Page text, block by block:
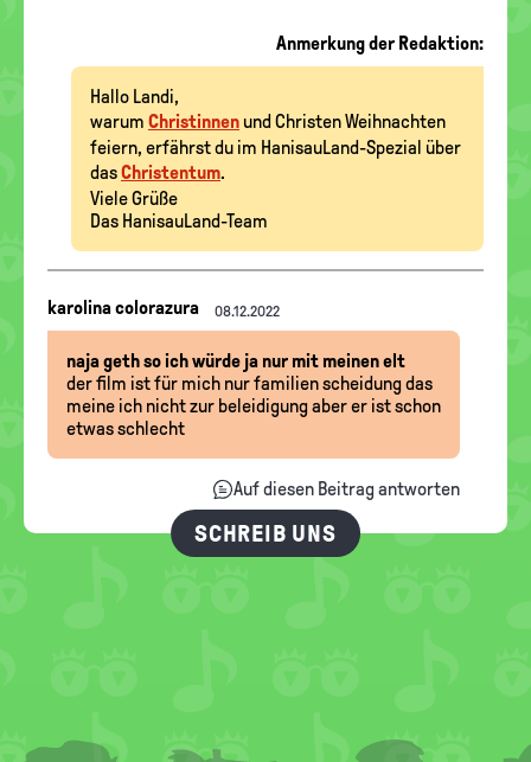
Anmerkung der Redaktion:
Hallo Landi,
warum Christinnen und Christen Weihnachten
feiern, erfährst du im HanisauLand-Spezial über
dasChristentum.
Viele Grüße
Das HanisauLand-Team
Nachrichten-
Thread
karolina colorazura 08.12.2022
naja geth so ich würde ja nur mit meinen elt
der film ist für mich nur familien scheidung das
meine ich nicht zur beleidigung aber er ist schon
etwas schlecht
Auf diesen Beitrag antworten
SCHREIB UNS
FOOTER